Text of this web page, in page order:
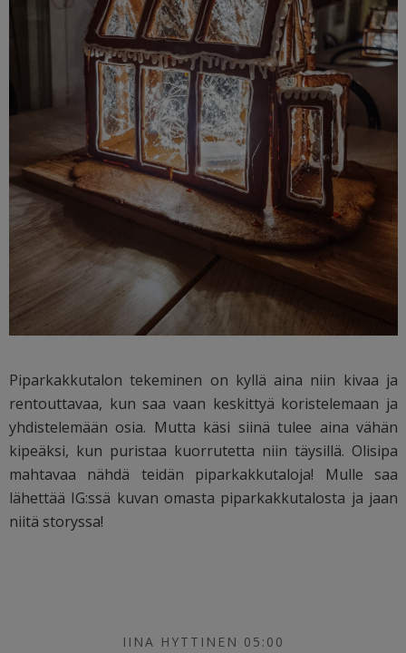
Piparkakkutalon tekeminen on kyllä aina niin kivaa ja
rentouttavaa, kun saa vaan keskittyä koristelemaan ja
yhdistelemään osia. Mutta käsi siinä tulee aina vähän
kipeäksi, kun puristaa kuorrutetta niin täysillä. Olisipa
mahtavaa nähdä teidän piparkakkutaloja! Mulle saa
lähettää IG:ssä kuvan omasta piparkakkutalosta ja jaan
niitä storyssa!
IINA HYTTINEN 05:00